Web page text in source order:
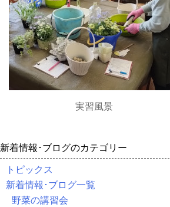
実習風景
新着情報･ブログのカテゴリー
トピックス
新着情報･ブログ一覧
野菜の講習会